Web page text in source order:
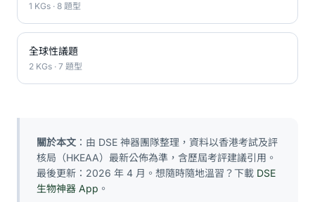
1 KGs · 8 題型
全球性議題
2 KGs · 7 題型
關於本文 ：由 DSE 神器團隊整理，資料以香港考試及評
核局（HKEAA）最新公佈為準，含歷屆考評建議引用。
最後更新：2026 年 4 月。想隨時隨地溫習？下載 DSE
生物神器 App 。